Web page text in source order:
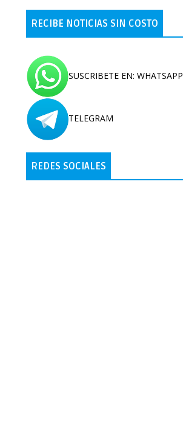
RECIBE NOTICIAS SIN COSTO
SUSCRIBETE EN: WHATSAPP
TELEGRAM
REDES SOCIALES